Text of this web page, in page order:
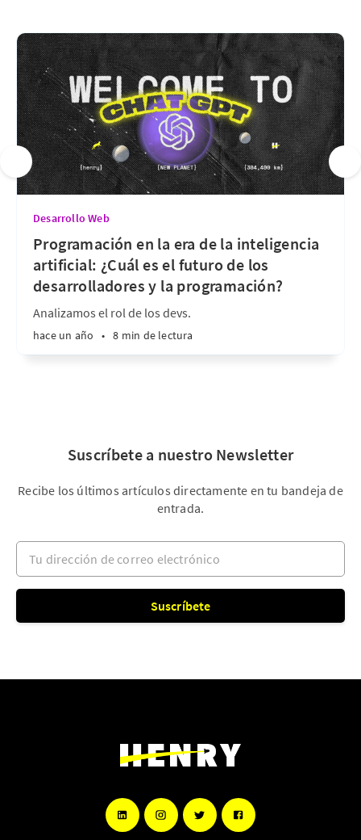
Desarrollo Web
Programación en la era de la inteligencia
artificial: ¿Cuál es el futuro de los
desarrolladores y la programación?
Analizamos el rol de los devs.
hace un año • 8 min de lectura
Suscríbete a nuestro Newsletter
Recibe los últimos artículos directamente en tu bandeja de
entrada.
Tu dirección de correo electrónico
Suscríbete